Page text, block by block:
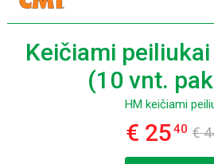
Keičiami peiliukai
(10 vnt.
HM keičiami
€ 2540 €